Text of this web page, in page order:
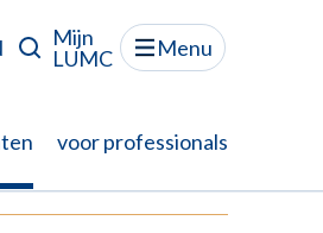
Mijn
LUMC
Menu
voor professionals